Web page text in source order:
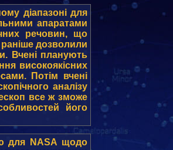
діапазоні для
апаратами
речовин, що
раніше дозволили
Вчені планують
високоякісних
Потім вчені
аналізу
все ж зможе
його
для NASA щодо